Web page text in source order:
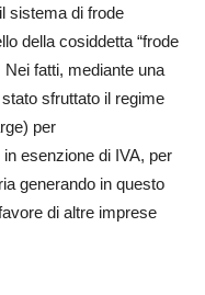
sistema di frode
della cosiddetta “frode
Nei fatti, mediante una
sfruttato il regime
per
esenzione di IVA, per
generando in questo
di altre imprese